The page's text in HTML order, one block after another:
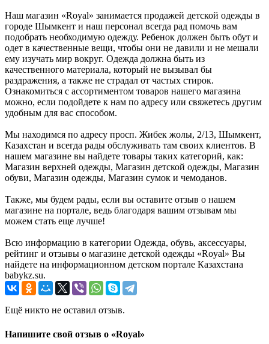
Наш магазин «Royal» занимается продажей детской одежды в
городе Шымкент и наш персонал всегда рад помочь вам
подобрать необходимую одежду. Ребенок должен быть обут и
одет в качественные вещи, чтобы они не давили и не мешали
ему изучать мир вокруг. Одежда должна быть из
качественного материала, который не вызывал бы
раздражения, а также не страдал от частых стирок.
Ознакомиться с ассортиментом товаров нашего магазина
можно, если подойдете к нам по адресу или свяжетесь другим
удобным для вас способом.
Мы находимся по адресу просп. Жибек жолы, 2/13, Шымкент,
Казахстан и всегда рады обслуживать там своих клиентов. В
нашем магазине вы найдете товары таких категорий, как:
Магазин верхней одежды, Магазин детской одежды, Магазин
обуви, Магазин одежды, Магазин сумок и чемоданов.
Также, мы будем рады, если вы оставите отзыв о нашем
магазине на портале, ведь благодаря вашим отзывам мы
можем стать еще лучше!
Всю информацию в категории Одежда, обувь, аксессуары,
рейтинг и отзывы о магазине детской одежды «Royal» Вы
найдете на информационном детском портале Казахстана
babykz.su.
Ещё никто не оставил отзыв.
Напишите свой отзыв о «Royal»